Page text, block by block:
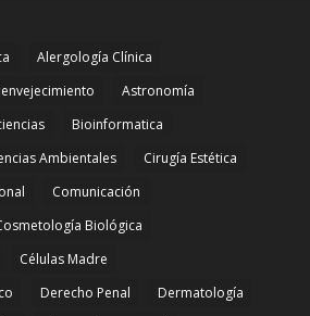
Alergología Clínica
Astronomía
Bioinformatica
Ambientales
Cirugía Estética
Comunicación
Biológica
Células Madre
Derecho Penal
Dermatología